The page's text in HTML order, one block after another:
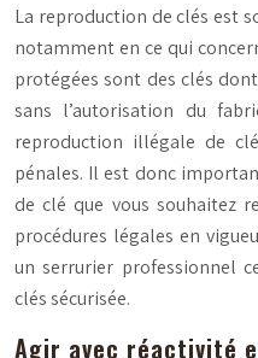
La reproduction de clés est
notamment en ce qui
protégées sont des clés
sans l’autorisation du
reproduction illégale de
pénales. Il est donc
de clé que vous souhaitez
procédures légales en
un serrurier professionnel
clés sécurisée.
Agir avec réactivité